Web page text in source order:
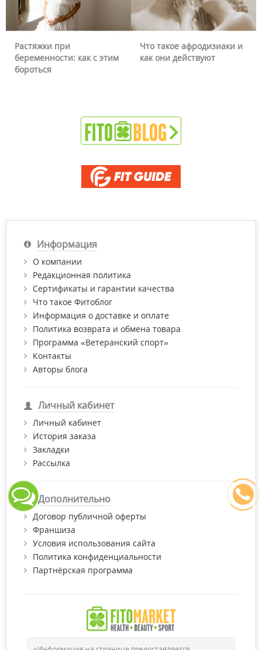
Что такое афродизиаки и
как они действуют
Почему краснеет лицо и
можно ли это убрать
Информация
О компании
Редакционная политика
Сертификаты и гарантии качества
Что такое Фитоблог
Информация о доставке и оплате
Политика возврата и обмена товара
Программа «Ветеранский спорт»
Контакты
Авторы блога
Личный кабинет
Личный кабинет
История заказа
Закладки
Рассылка
Дополнительно
Договор публичной оферты
Франшиза
Условия использования сайта
Политика конфиденциальности
Партнёрская программа